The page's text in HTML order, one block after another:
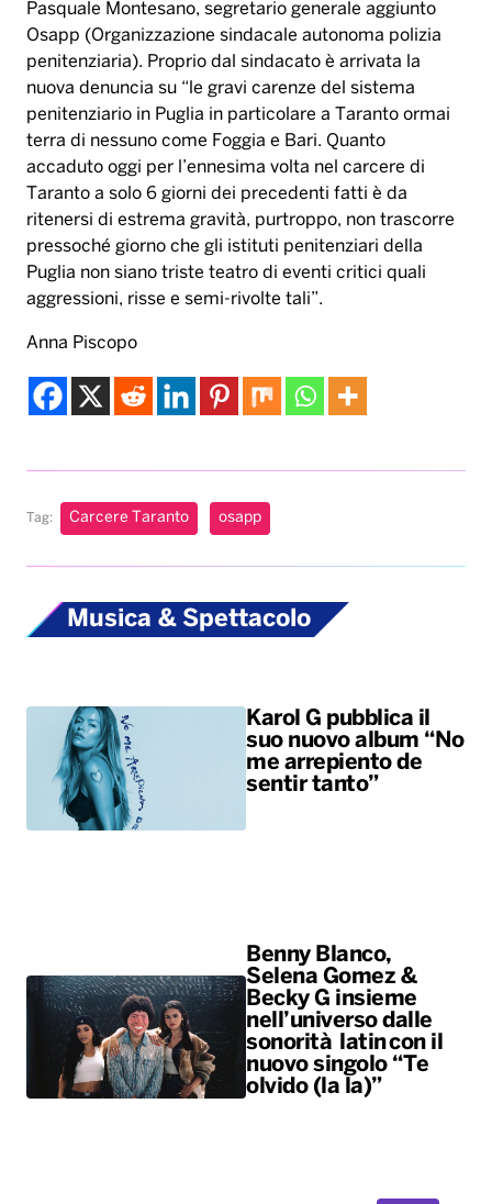
Pasquale Montesano, segretario generale aggiunto
Osapp (Organizzazione sindacale autonoma polizia
penitenziaria). Proprio dal sindacato è arrivata la
nuova denuncia su “le gravi carenze del sistema
penitenziario in Puglia in particolare a Taranto ormai
terra di nessuno come Foggia e Bari. Quanto
accaduto oggi per l’ennesima volta nel carcere di
Taranto a solo 6 giorni dei precedenti fatti è da
ritenersi di estrema gravità, purtroppo, non trascorre
pressoché giorno che gli istituti penitenziari della
Puglia non siano triste teatro di eventi critici quali
aggressioni, risse e semi-rivolte tali”.
Anna Piscopo
Tag: Carcere Taranto osapp
Musica & Spettacolo
Karol G pubblica il
suo nuovo album “No
me arrepiento de
sentir tanto”
Benny Blanco,
Selena Gomez &
Becky G insieme
nell’universo dalle
sonorità latin con il
nuovo singolo “Te
olvido (la la)”